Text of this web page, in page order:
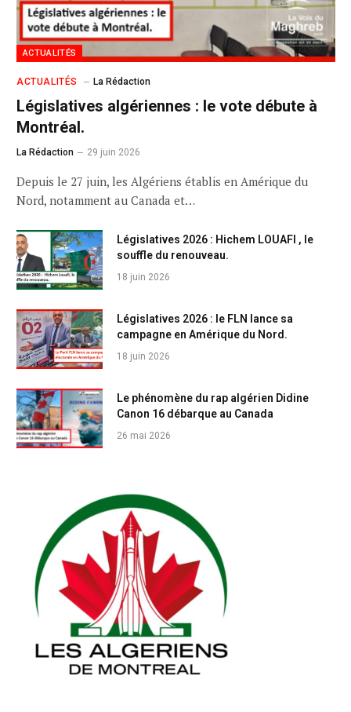
ACTUALITÉS
ACTUALITÉS La Rédaction
Législatives algériennes : le vote débute à
Montréal.
La Rédaction 29 juin 2026
Depuis le 27 juin, les Algériens établis en Amérique du
Nord, notamment au Canada et…
Législatives 2026 : Hichem LOUAFI , le
souffle du renouveau.
18 juin 2026
Législatives 2026 : le FLN lance sa
campagne en Amérique du Nord.
18 juin 2026
Le phénomène du rap algérien Didine
Canon 16 débarque au Canada
26 mai 2026